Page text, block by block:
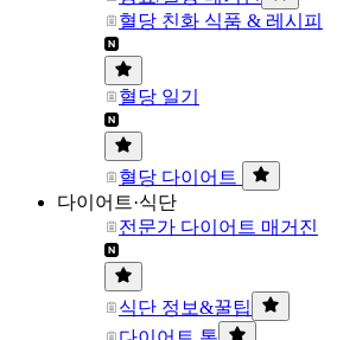
혈당 친화 식품 & 레시피
혈당 일기
혈당 다이어트
다이어트·식단
전문가 다이어트 매거진
식단 정보&꿀팁